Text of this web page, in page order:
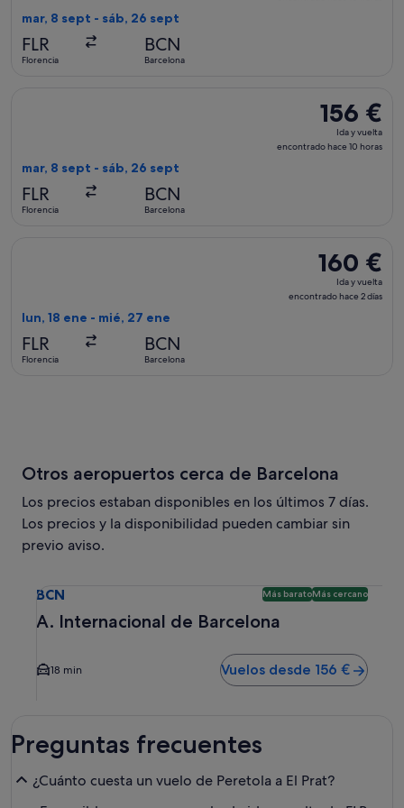
mar, 8 sept - sáb, 26 sept
FLR
Florencia
BCN
Barcelona
156 €
Ida
y
156 €
Ida y vuelta
encontrado hace 10 horas
mar, 8 sept - sáb, 26 sept
FLR
Florencia
BCN
Barcelona
160 €
Ida
y
160 €
Ida y vuelta
encontrado hace 2 días
lun, 18 ene - mié, 27 ene
FLR
Florencia
BCN
Barcelona
Otros aeropuertos cerca de Barcelona
Los precios estaban disponibles en los últimos 7 días.
Los precios y la disponibilidad pueden cambiar sin
previo aviso.
BCN Más baratoMás cercano
A. Internacional de Barcelona
18 min Vuelos desde 156 €
Preguntas frecuentes
¿Cuánto cuesta un vuelo de Peretola a El Prat?